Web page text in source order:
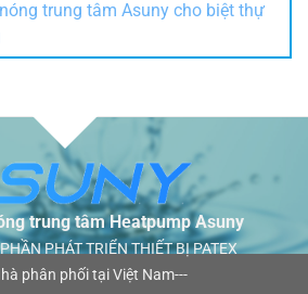
trung tâm Asuny cho biệt thự
trung tâm Heatpump Asuny
PHÁT TRIỂN THIẾT BỊ PATEX
phân phối tại Việt Nam---